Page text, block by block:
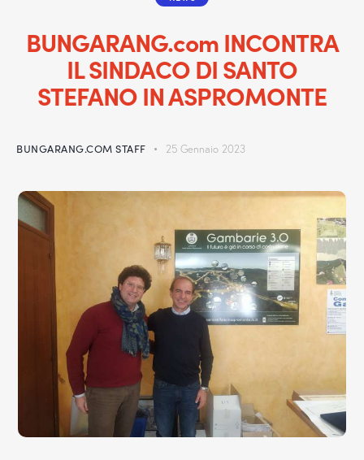
BUNGARANG.com INCONTRA
IL SINDACO DI SANTO
STEFANO IN ASPROMONTE
BUNGARANG.COM STAFF 25 Gennaio 2023